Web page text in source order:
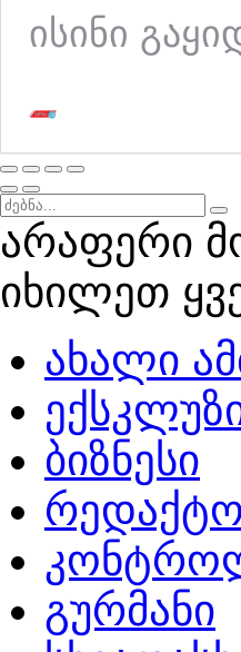
ისინი
არაფერი
იხილეთ
ახალი
ბიზნესი
გურმანი